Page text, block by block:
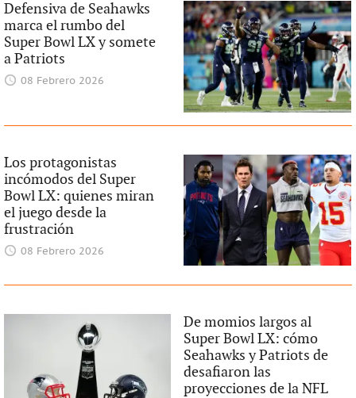
Defensiva de Seahawks
marca el rumbo del
Super Bowl LX y somete
a Patriots
08 Febrero 2026
Los protagonistas
incómodos del Super
Bowl LX: quienes miran
el juego desde la
frustración
08 Febrero 2026
De momios largos al
Super Bowl LX: cómo
Seahawks y Patriots de
desafiaron las
proyecciones de la NFL